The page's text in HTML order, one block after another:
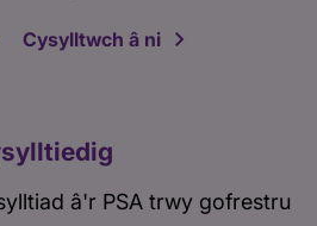
Cysylltwch â ni
â'r PSA trwy gofrestru